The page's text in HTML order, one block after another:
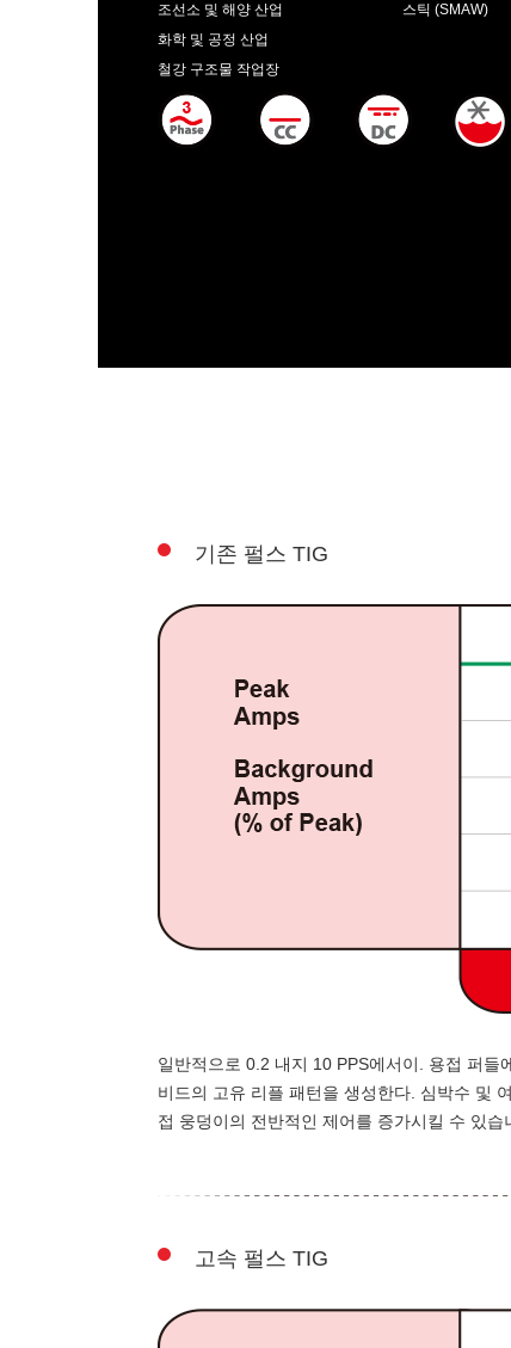
조선소 및 해양 산업
화학 및 공정 산업
철강 구조물 작업장
스틱 (SMAW)
기존 펄스 TIG
일반적으로 0.2 내지 10 PPS에서이. 용접 퍼
비드의 고유 리플 패턴을 생성한다. 심박수 및
접 웅덩이의 전반적인 제어를 증가시킬 수 있습
고속 펄스 TIG